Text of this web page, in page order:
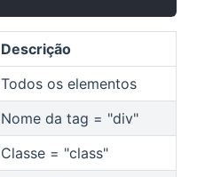
Descrição
Todos os elementos
Nome da tag = "div"
Classe = "class"